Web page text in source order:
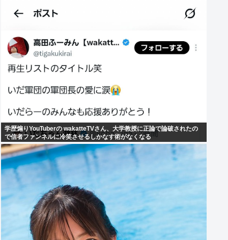
学歴煽りYouTuberの wakatteTVさん、大学教授に正論で論破されたの
で信者ファンネルに冷笑させるしかなす術がなくなる